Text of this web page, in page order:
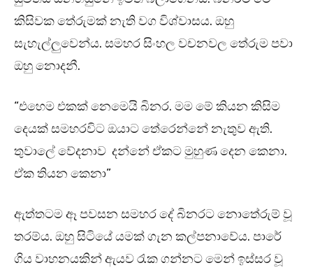
කිසිවක තේරුමක් නැති වග විශ්වාසය. ඔහු
සැහැල්ලුවෙන්ය. සමහර සිංහල වචනවල තේරුම පවා
ඔහු නොදනී.
“එහෙම එකක් නෙමෙයි බිනර. මම මේ කියන කිසිම
දෙයක් සමහරවිට ඔයාට තේරෙන්නේ නැතුව ඇති.
තුවාලේ වේදනාව දන්නේ ඒකට මුහුණ දෙන කෙනා.
ඒක තියන කෙනා”
ඇත්තටම ඈ පවසන සමහර දේ බිනරට නොතේරුම් වූ
තරම්ය. ඔහු සිටියේ යමක් ගැන කල්පනාවේය. පාරේ
ගිය වාහනයකින් ඇයව රැක ගන්නට මෙන් ඉස්සර වූ